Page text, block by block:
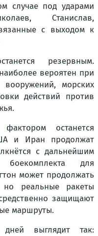
случае под ударами
Станислав,
с выходом к
резервным.
вероятен при
морских
действий против
останется
и Иран продолжат
с дальнейшим
боекомплекта для
может продолжать
но реальные ракеты
защищают
маршруты.
выглядит так: